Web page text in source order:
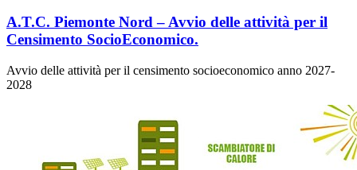
A.T.C. Piemonte Nord – Avvio delle attività per il
Censimento SocioEconomico.
Avvio delle attività per il censimento socioeconomico anno 2027-
2028